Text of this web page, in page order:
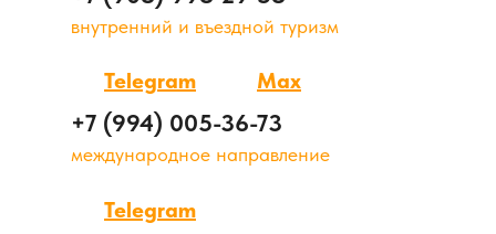
Telegram
Telegram
+7 (994) 005-36-73
международное направление
внутренний и въездной туризм
Max